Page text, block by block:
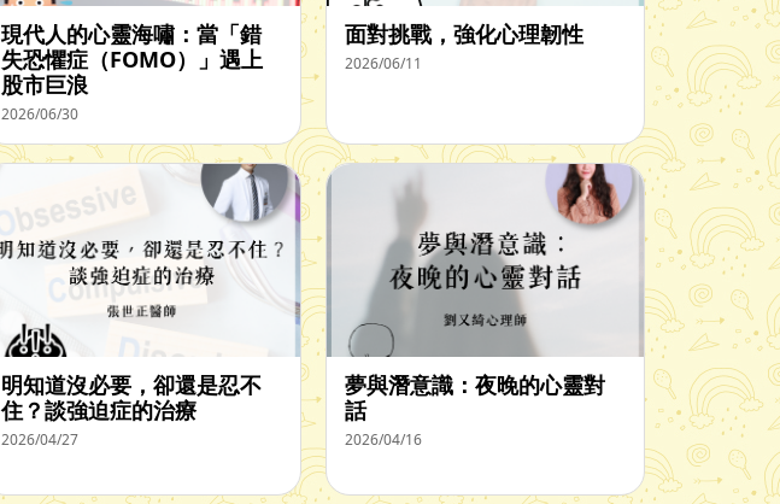
現代人的心靈海嘯：當「錯
失恐懼症（FOMO）」遇上
股市巨浪
2026/06/30
面對挑戰，強化心理韌性
2026/06/11
明知道沒必要，卻還是忍不
住？談強迫症的治療
2026/04/27
夢與潛意識：夜晚的心靈對
話
2026/04/16